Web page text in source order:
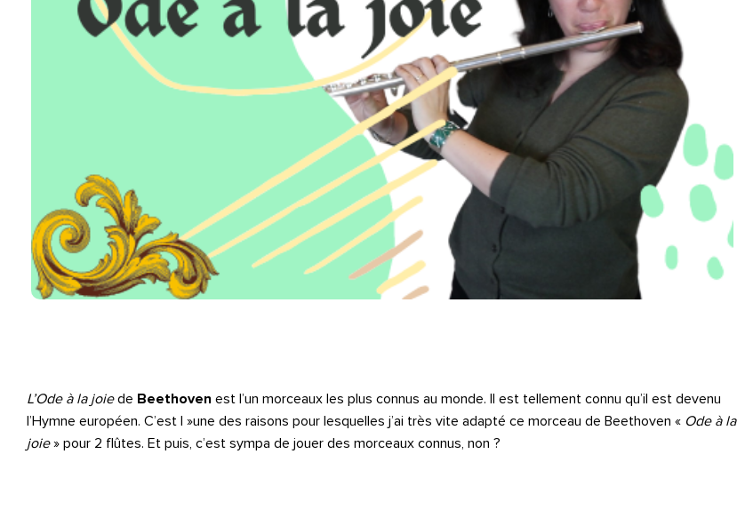
L’Ode à la joiede Beethoven est l’un morceaux les plus connus au monde. Il est tellement connu qu’il est devenu
l’Hymne européen. C’est l »une des raisons pour lesquelles j’ai très vite adapté ce morceau de Beethoven « Ode à la
joie» pour 2 flûtes. Et puis, c’est sympa de jouer des morceaux connus, non ?